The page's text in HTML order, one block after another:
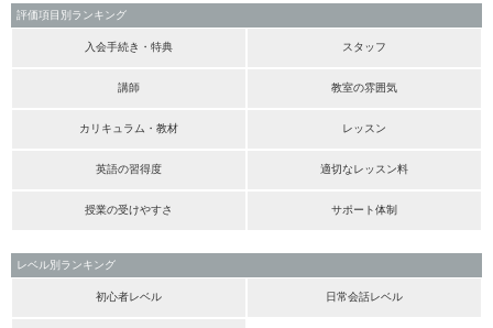
評価項目別ランキング
入会手続き・特典 スタッフ
講師 教室の雰囲気
カリキュラム・教材 レッスン
英語の習得度 適切なレッスン料
授業の受けやすさ サポート体制
レベル別ランキング
初心者レベル 日常会話レベル